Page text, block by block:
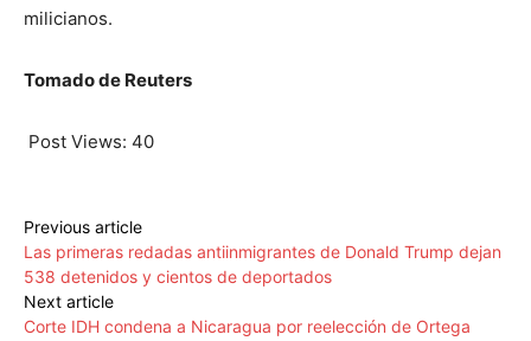
milicianos.
Tomado de Reuters
Post Views: 40
Previous article
Las primeras redadas antiinmigrantes de Donald Trump dejan
538 detenidos y cientos de deportados
Next article
Corte IDH condena a Nicaragua por reelección de Ortega